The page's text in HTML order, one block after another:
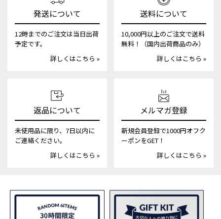
発送について
12時までのご注文は当日出荷
予定です。
詳しくはこちら »
送料について
10,000円以上のご注文で送料
無料！（国内出荷商品のみ）
詳しくはこちら »
返品について
未使用品に限り、7日以内に
ご連絡ください。
詳しくはこちら »
メルマガ登録
新規会員登録で1000円オフク
ーポンをGET！
詳しくはこちら »